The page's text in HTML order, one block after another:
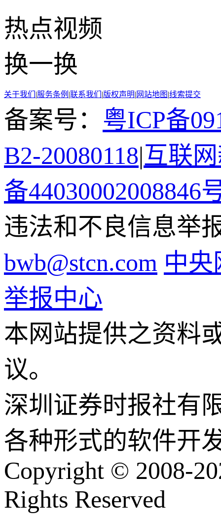
热点视频
换一换
关于我们 |服务条例 |联系我们 |版权声明| 网站地图 |线索提交
备案号： 粤ICP备
B2-20080118|互联
备44030002008846
违法和不良信息举
bwb@stcn.com 中
举报中心
本网站提供之资料
议。
深圳证券时报社有
各种形式的软件开
Copyright © 2008-
Rights Reserved